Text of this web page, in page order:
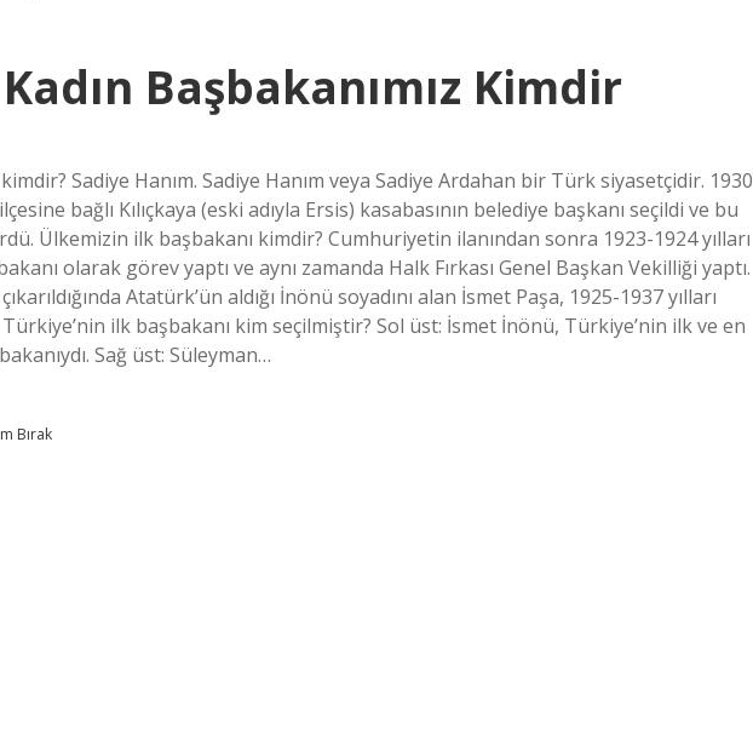
Başbakanımız Kimdir
Sadiye Hanım. Sadiye Hanım veya Sadiye Ardahan bir Türk siyasetçidir. 1930
bağlı Kılıçkaya (eski adıyla Ersis) kasabasının belediye başkanı seçildi ve bu
Ülkemizin ilk başbakanı kimdir? Cumhuriyetin ilanından sonra 1923-1924 yılları
olarak görev yaptı ve aynı zamanda Halk Fırkası Genel Başkan Vekilliği yaptı.
Atatürk’ün aldığı İnönü soyadını alan İsmet Paşa, 1925-1937 yılları
Türkiye’nin ilk başbakanı kim seçilmiştir? Sol üst: İsmet İnönü, Türkiye’nin ilk ve en
Sağ üst: Süleyman…
Bırak